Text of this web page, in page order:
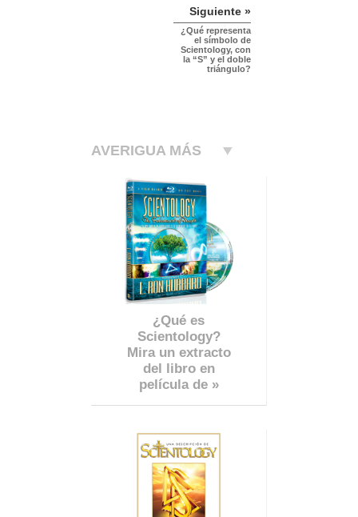
Siguiente »
¿Qué representa
el símbolo de
Scientology, con
la “S” y el doble
triángulo?
AVERIGUA MÁS
¿Qué es
Scientology?
Mira un extracto
del libro en
película de »